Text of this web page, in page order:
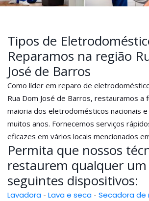
Tipos de
Reparamos na região
José de Barros
Como líder em reparo de
Rua Dom José de Barros, restauramos a
maioria dos eletrodomésticos nacionais
muitos anos. Fornecemos serviços
eficazes em vários locais mencionados
Permita que nossos
restaurem qualquer um
seguintes dispositivos:
Lavadora - Lava e seca - Secadora de